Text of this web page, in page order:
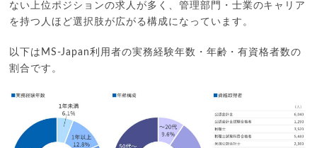
ない上位ポジションの求人が多く、管理部門・士業のキャリア
を持つ人ほど選択肢が広がる構成になっています。
以下はMS-Japan利用者の実務経験年数・年齢・有資格者数の
割合です。